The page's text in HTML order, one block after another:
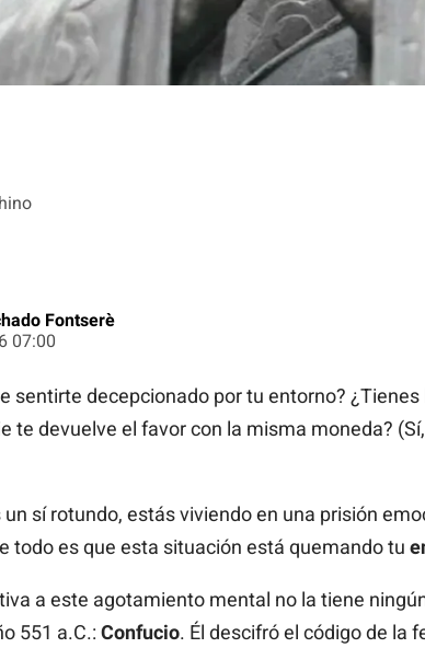
Fontserè
07:00
sentirte decepcionado por tu entorno?
te devuelve el favor con la misma moneda?
sí rotundo, estás viviendo en una prisión
todo es que esta situación está quemando tu
a este agotamiento mental no la tiene
551 a.C.: Confucio. Él descifró el código de la